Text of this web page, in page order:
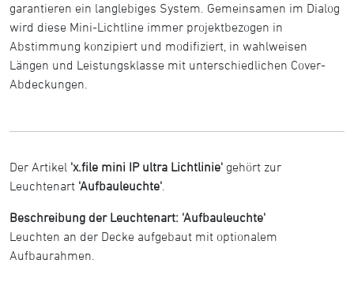
garantieren ein langlebiges System. Gemeinsamen im Dialog
wird diese Mini-Lichtline immer projektbezogen in
Abstimmung konzipiert und modifiziert, in wahlweisen
Längen und Leistungsklasse mit unterschiedlichen Cover-
Abdeckungen.
Der Artikel 'x.file mini IP ultra Lichtlinie' gehört zur
Leuchtenart 'Aufbauleuchte'
Beschreibung der Leuchtenart: 'Aufbauleuchte'
Leuchten an der Decke aufgebaut mit optionalem
Aufbaurahmen.